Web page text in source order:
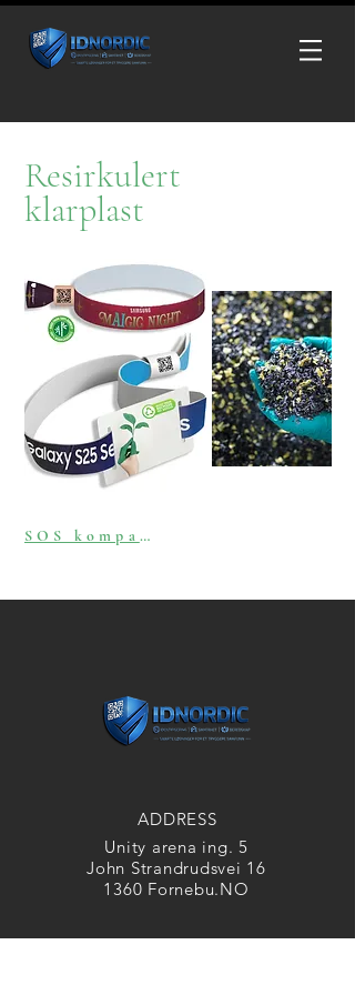
Resirkulert
klarplast
SOS kompatibelt
ADDRESS
Unity arena ing. 5
John Strandrudsvei 16
1360 Fornebu.NO